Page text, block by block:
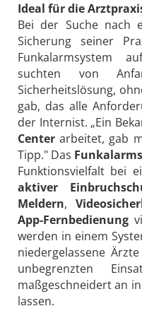
Ideal für die
Bei der Suche nach
Sicherung seiner
Funkalarmsystem
suchten von
Sicherheitslösung,
gab, das alle
der Internist. „Ein
Center arbeitet, gab
Tipp." Das
Funktionsvielfalt bei
aktiver
Meldern,
App-Fernbedienung
werden in einem
niedergelassene
unbegrenzten
maßgeschneidert an
lassen.